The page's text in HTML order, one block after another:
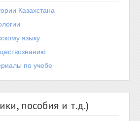
Казахстана
языку
по учебе
пособия и т.д.)